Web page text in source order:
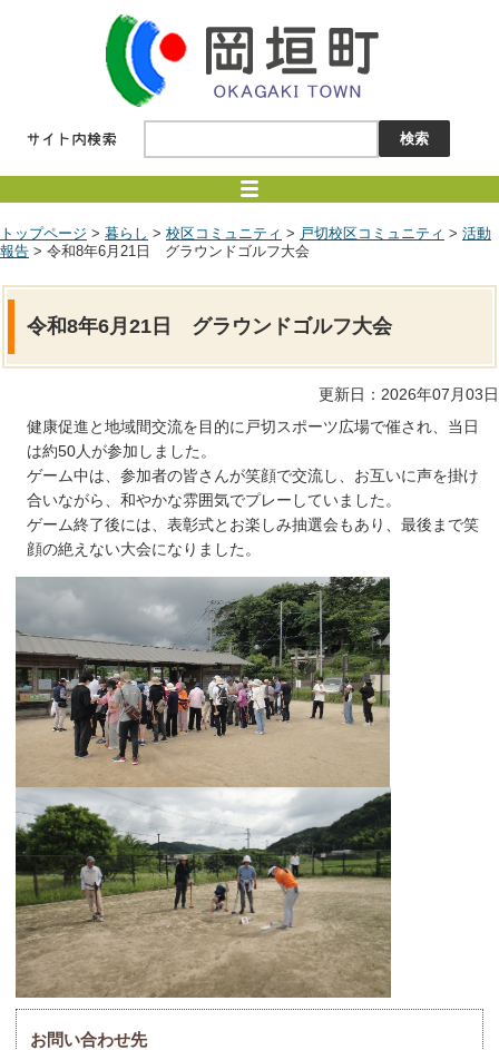
トップページ > 暮らし > 校区コミュニティ > 戸切校区コミュニティ > 活動
報告 > 令和8年6月21日 グラウンドゴルフ大会
令和8年6月21日 グラウンドゴルフ大会
更新日：2026年07月03日
健康促進と地域間交流を目的に戸切スポーツ広場で催され、当日
は約50人が参加しました。
ゲーム中は、参加者の皆さんが笑顔で交流し、お互いに声を掛け
合いながら、和やかな雰囲気でプレーしていました。
ゲーム終了後には、表彰式とお楽しみ抽選会もあり、最後まで笑
顔の絶えない大会になりました。
お問い合わせ先